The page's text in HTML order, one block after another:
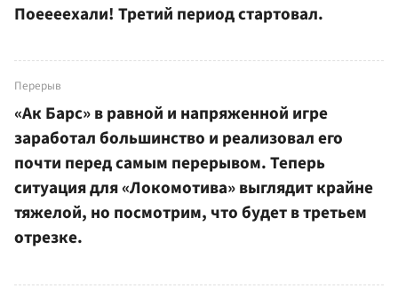
Поеееехали! Третий период стартовал.
Перерыв
«Ак Барс» в равной и напряженной игре
заработал большинство и реализовал его
почти перед самым перерывом. Теперь
ситуация для «Локомотива» выглядит крайне
тяжелой, но посмотрим, что будет в третьем
отрезке.